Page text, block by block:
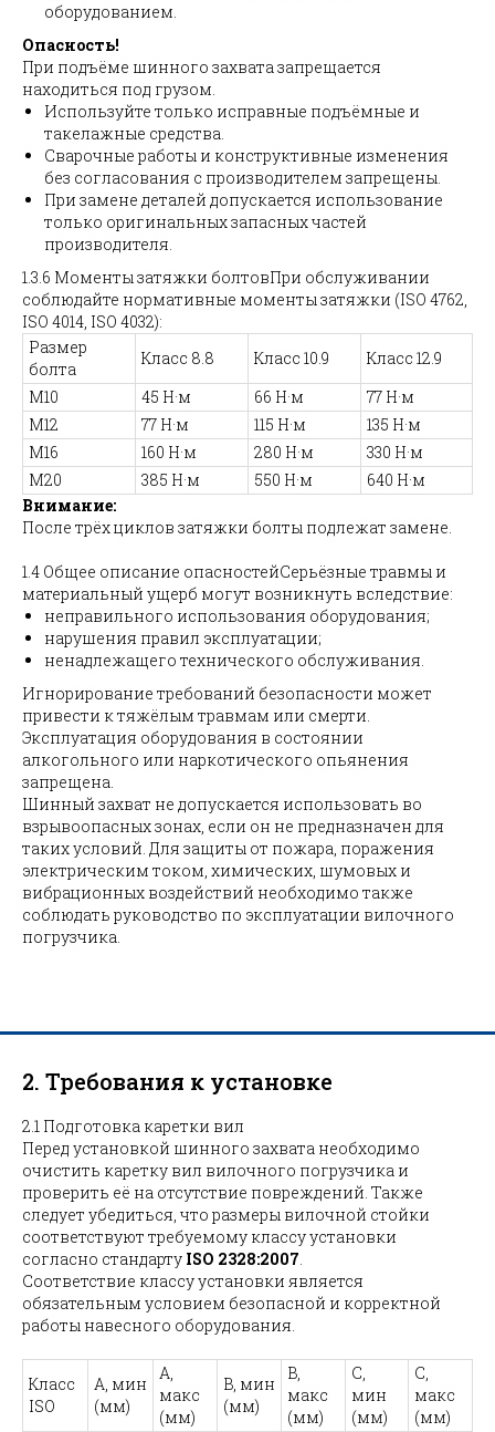
оборудованием.
Опасность!
При подъёме шинного захвата запрещается
находиться под грузом.
Используйте только исправные подъёмные и
такелажные средства.
Сварочные работы и конструктивные изменения
без согласования с производителем запрещены.
При замене деталей допускается использование
только оригинальных запасных частей
производителя.
1.3.6 Моменты затяжки болтовПри обслуживании
соблюдайте нормативные моменты затяжки (ISO 4762,
ISO 4014, ISO 4032):
Размер
болта
Класс 8.8 Класс 10.9
Класс 12.9
M10
45 Н·м 66 Н·м
77 Н·м
M12
77 Н·м 115 Н·м
135 Н·м
M16
160 Н·м 280 Н·м
330 Н·м
M20
385 Н·м 550 Н·м
640 Н·м
Внимание:
После трёх циклов затяжки болты подлежат замене.
1.4 Общее описание опасностейСерьёзные травмы и
материальный ущерб могут возникнуть вследствие:
неправильного использования оборудования;
нарушения правил эксплуатации;
ненадлежащего технического обслуживания.
Игнорирование требований безопасности может
привести к тяжёлым травмам или смерти.
Эксплуатация оборудования в состоянии
алкогольного или наркотического опьянения
запрещена.
Шинный захват не допускается использовать во
взрывоопасных зонах, если он не предназначен для
таких условий. Для защиты от пожара, поражения
электрическим током, химических, шумовых и
вибрационных воздействий необходимо также
соблюдать руководство по эксплуатации вилочного
погрузчика.
2. Требования к установке
2.1 Подготовка каретки вил
Перед установкой шинного захвата необходимо
очистить каретку вил вилочного погрузчика и
проверить её на отсутствие повреждений. Также
следует убедиться, что размеры вилочной стойки
соответствуют требуемому классу установки
согласно стандарту ISO 2328:2007.
Соответствие классу установки является
обязательным условием безопасной и корректной
работы навесного оборудования.
Класс
ISO
A, мин
(мм)
A,
макс
(мм)
B, мин
(мм)
B,
макс
(мм)
C,
мин
(мм)
C,
макс
(мм)